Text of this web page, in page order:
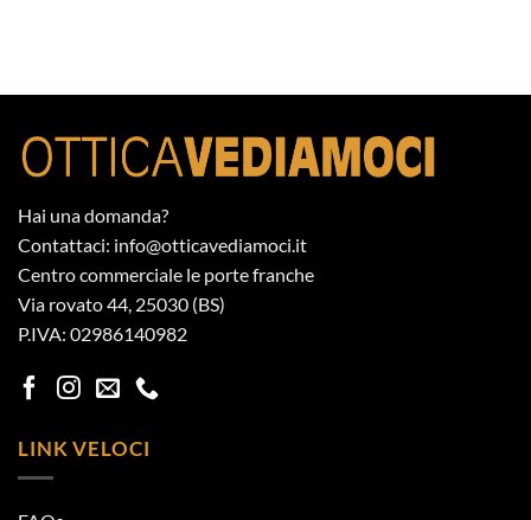
Hai una domanda?
Contattaci: info@otticavediamoci.it
Centro commerciale le porte franche
Via rovato 44, 25030 (BS)
P.IVA: 02986140982
LINK VELOCI